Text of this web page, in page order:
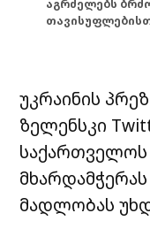
აგრძელებს
უკრაინის
ზელენსკი
საქართველოს
მადლობას